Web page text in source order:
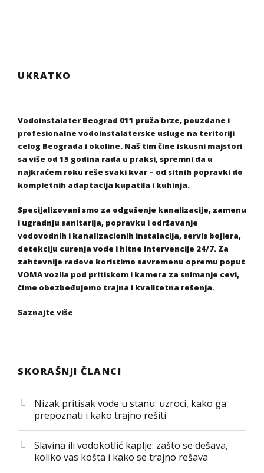
UKRATKO
Vodoinstalater Beograd 011 pruža brze, pouzdane i
profesionalne vodoinstalaterske usluge na teritoriji
celog Beograda i okoline. Naš tim čine iskusni majstori
sa više od 15 godina rada u praksi, spremni da u
najkraćem roku reše svaki kvar – od sitnih popravki do
kompletnih adaptacija kupatila i kuhinja.
Specijalizovani smo za odgušenje kanalizacije, zamenu
i ugradnju sanitarija, popravku i održavanje
vodovodnih i kanalizacionih instalacija, servis bojlera,
detekciju curenja vode i hitne intervencije 24/7. Za
zahtevnije radove koristimo savremenu opremu poput
VOMA vozila pod pritiskom i kamera za snimanje cevi,
čime obezbeđujemo trajna i kvalitetna rešenja.
Saznajte više
SKORAŠNJI ČLANCI
Nizak pritisak vode u stanu: uzroci, kako ga
prepoznati i kako trajno rešiti
Slavina ili vodokotlić kaplje: zašto se dešava,
koliko vas košta i kako se trajno rešava